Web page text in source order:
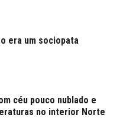
era um sociopata
céu pouco nublado e
no interior Norte